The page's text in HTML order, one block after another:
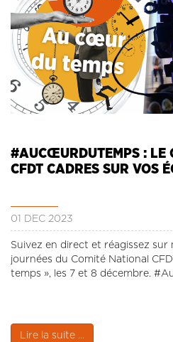
#AUCŒURDUTEMPS : LE
CFDT CADRES SUR VOS
01 DÉC 2023
Suivez en direct et réagissez
journées du Comité National
temps », les 7 et 8 décembre.
Lire la suite ...